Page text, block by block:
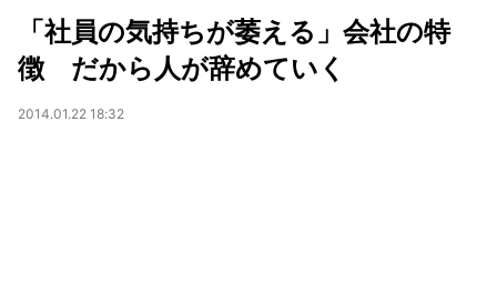
「社員の気持ちが萎える」会社の特
徴 だから人が辞めていく
2014.01.22 18:32